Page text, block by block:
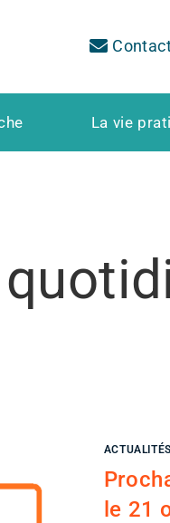
La vie
le 21